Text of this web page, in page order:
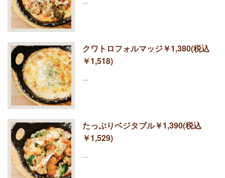
クワトロフォルマッジ￥1,380(税込
￥1,518)
…
たっぷりベジタブル￥1,390(税込
￥1,529)
…